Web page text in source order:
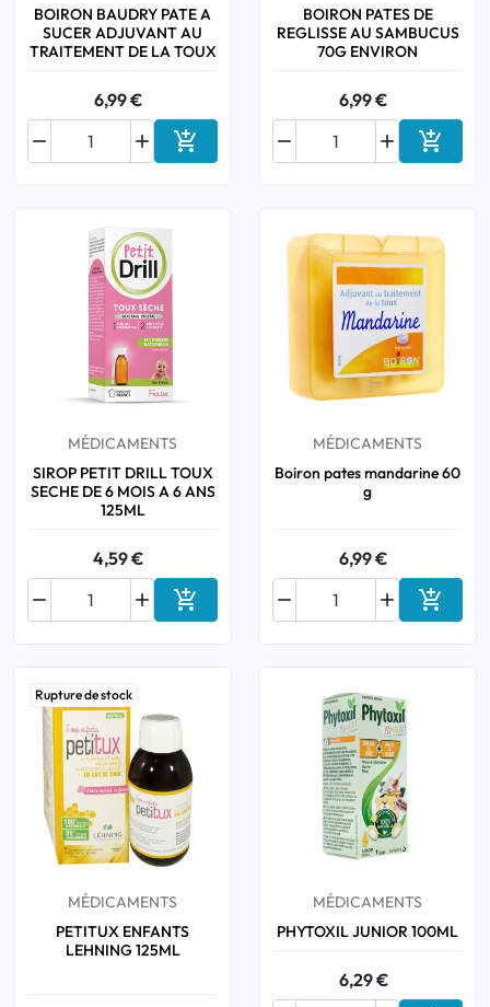
BOIRON BAUDRY PATE A
SUCER ADJUVANT AU
TRAITEMENT DE LA TOUX
6,99 €

 Ajouter au panier
BOIRON PATES DE
REGLISSE AU SAMBUCUS
70G ENVIRON
6,99 €

 
MÉDICAMENTS
SIROP PETIT DRILL TOUX
SECHE DE 6 MOIS A 6 ANS
125ML
4,59 €

 Ajouter au panier
MÉDICAMENTS
Boiron pates mandarine 60
g
6,99 €

 
Rupture de stock
MÉDICAMENTS
PETITUX ENFANTS
LEHNING 125ML
MÉDICAMENTS
PHYTOXIL JUNIOR 100ML
6,29 €